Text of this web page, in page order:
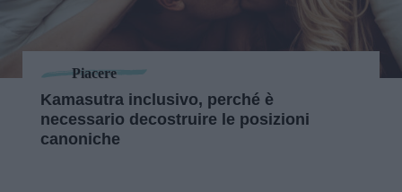
Piacere
Kamasutra inclusivo, perché è
necessario decostruire le posizioni
canoniche